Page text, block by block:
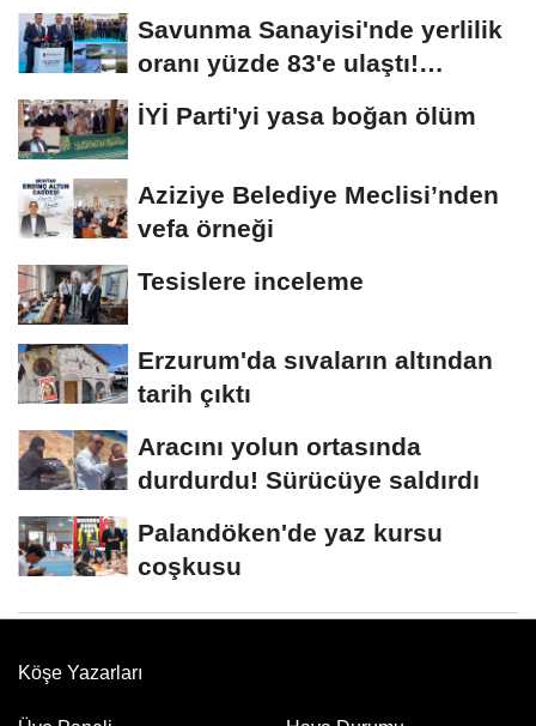
Savunma Sanayisi'nde yerlilik
oranı yüzde 83'e ulaştı!
Erzurum da...
İYİ Parti'yi yasa boğan ölüm
Aziziye Belediye Meclisi’nden
vefa örneği
Tesislere inceleme
Erzurum'da sıvaların altından
tarih çıktı
Aracını yolun ortasında
durdurdu! Sürücüye saldırdı
Palandöken'de yaz kursu
coşkusu
Köşe Yazarları